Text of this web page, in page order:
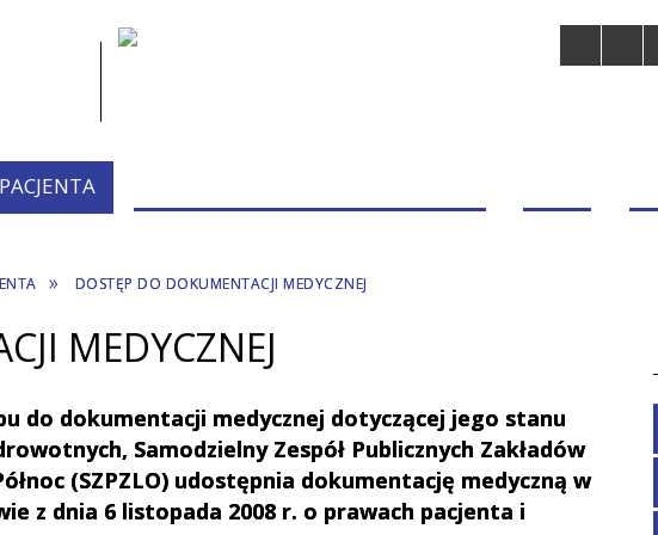
DOSTĘP DO DOKUMENTACJI MEDYCZNEJ
MEDYCZNEJ
do dokumentacji medycznej dotyczącej jego stanu
Samodzielny Zespół Publicznych Zakładów
(SZPZLO) udostępnia dokumentację medyczną w
z dnia 6 listopada 2008 r. o prawach pacjenta i